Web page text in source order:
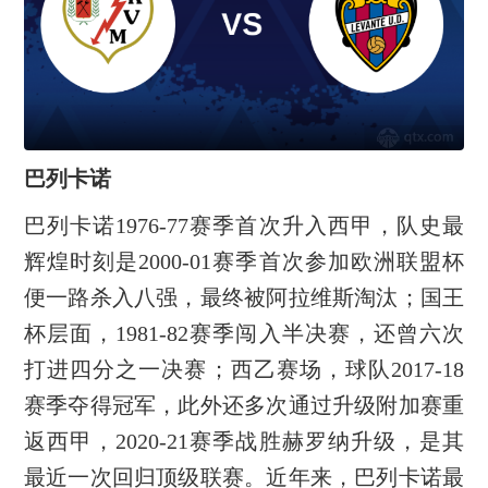
巴列卡诺
巴列卡诺1976-77赛季首次升入西甲，队史最
辉煌时刻是2000-01赛季首次参加欧洲联盟杯
便一路杀入八强，最终被阿拉维斯淘汰；国王
杯层面，1981-82赛季闯入半决赛，还曾六次
打进四分之一决赛；西乙赛场，球队2017-18
赛季夺得冠军，此外还多次通过升级附加赛重
返西甲，2020-21赛季战胜赫罗纳升级，是其
最近一次回归顶级联赛。近年来，巴列卡诺最